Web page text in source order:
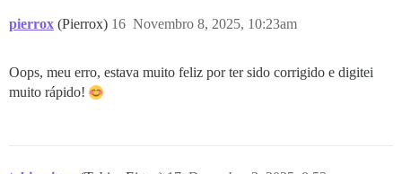
pierrox (Pierrox) Novembro 8, 2025, 10:23am
16
Oops, meu erro, estava muito feliz por ter sido corrigido e digitei
muito rápido!